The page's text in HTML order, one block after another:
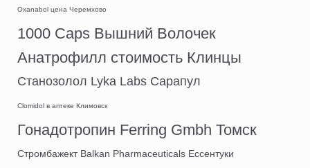
Oxanabol цена Черемхово
1000 Caps Вышний Волочек
Анатрофилл стоимость Клинцы
Станозолол Lyka Labs Сарапул
Clomidol в аптеке Климовск
Гонадотропин Ferring Gmbh Томск
Стромбажект Balkan Pharmaceuticals Ессентуки